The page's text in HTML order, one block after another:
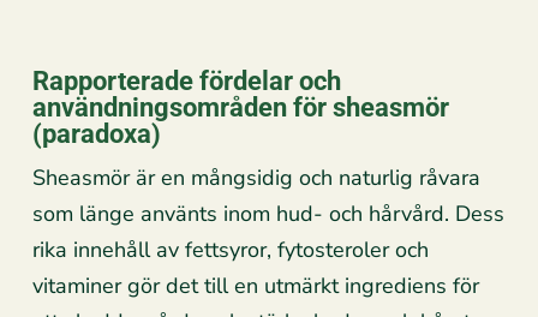
Rapporterade fördelar och
användningsområden för sheasmör
(paradoxa)
Sheasmör är en mångsidig och naturlig råvara
som länge använts inom hud- och hårvård. Dess
rika innehåll av fettsyror, fytosteroler och
vitaminer gör det till en utmärkt ingrediens för